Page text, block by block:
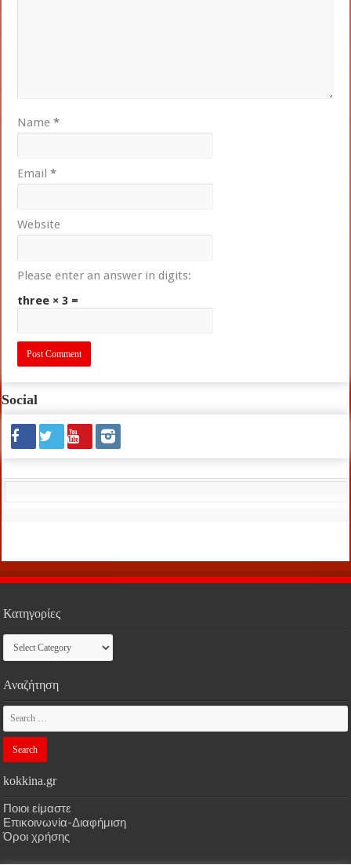
Name*
Email*
Website
Please enter an answer in digits:
three × 3 =
Social
Κατηγορίες
Κατηγορίες
Αναζήτηση
kokkina.gr
Ποιοι είμαστε
Επικοινωνία-Διαφήμιση
Όροι χρήσης